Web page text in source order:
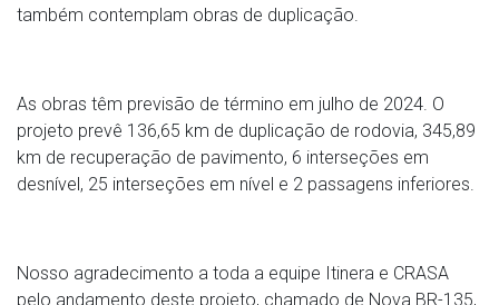
também contemplam obras de duplicação.
As obras têm previsão de término em julho de 2024. O
projeto prevê 136,65 km de duplicação de rodovia, 345,89
km de recuperação de pavimento, 6 interseções em
desnível, 25 interseções em nível e 2 passagens inferiores.
Nosso agradecimento a toda a equipe Itinera e CRASA
pelo andamento deste projeto, chamado de Nova BR-135,